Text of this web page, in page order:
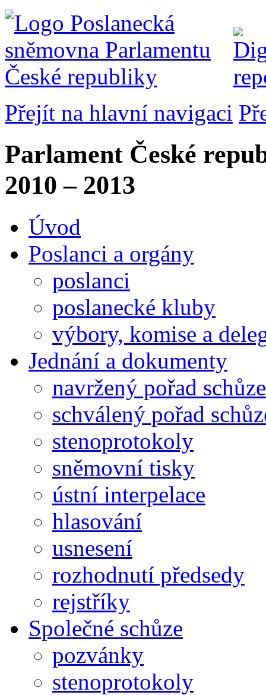
Přejít na hlavní navigaci
Parlament České
2010 – 2013
Úvod
Poslanci a orgány
poslanci
poslanecké kluby
výbory, komise a
Jednání a dokumenty
navržený pořad schůze
schválený pořad
stenoprotokoly
sněmovní tisky
ústní interpelace
hlasování
usnesení
rozhodnutí předsedy
rejstříky
Společné schůze
pozvánky
stenoprotokoly